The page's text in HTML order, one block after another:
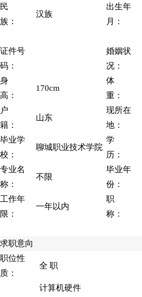
民
族：
汉族
出生年
月：
证件号
码：
婚姻状
况：
身
高：
170cm
体
重：
户
籍：
山东
现所在
地：
毕业学
校：
聊城职业技术学院
学
历：
专业名
称：
不限
毕业年
份：
工作年
限：
一年以内
职
称：
求职意向
职位性
质：
全 职
计算机硬件